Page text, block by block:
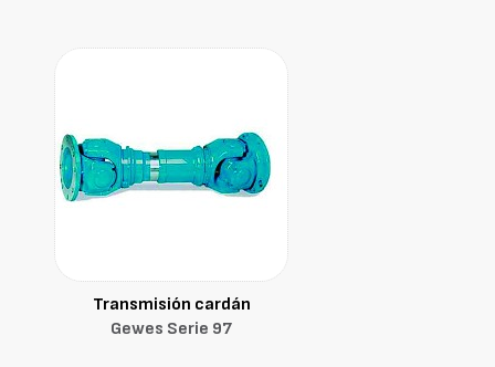
Transmisión cardán
Gewes Serie 97